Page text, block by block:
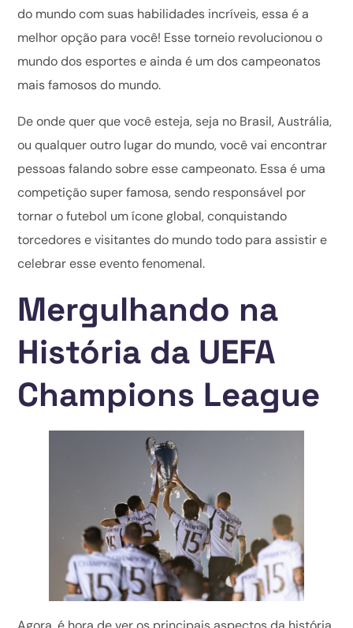
do mundo com suas habilidades incríveis, essa é a
melhor opção para você! Esse torneio revolucionou o
mundo dos esportes e ainda é um dos campeonatos
mais famosos do mundo.
De onde quer que você esteja, seja no Brasil, Austrália,
ou qualquer outro lugar do mundo, você vai encontrar
pessoas falando sobre esse campeonato. Essa é uma
competição super famosa, sendo responsável por
tornar o futebol um ícone global, conquistando
torcedores e visitantes do mundo todo para assistir e
celebrar esse evento fenomenal.
Mergulhando na
História da UEFA
Champions League